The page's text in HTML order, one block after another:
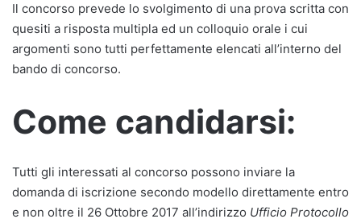
Il concorso prevede lo svolgimento di una prova scritta con
quesiti a risposta multipla ed un colloquio orale i cui
argomenti sono tutti perfettamente elencati all’interno del
bando di concorso.
Come candidarsi:
Tutti gli interessati al concorso possono inviare la
domanda di iscrizione secondo modello direttamente entro
e non oltre il 26 Ottobre 2017 all’indirizzo Ufficio Protocollo